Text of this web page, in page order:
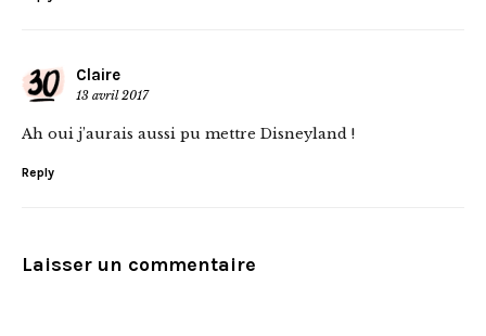
Claire
13 avril 2017
Ah oui j’aurais aussi pu mettre Disneyland !
Reply
Laisser un commentaire